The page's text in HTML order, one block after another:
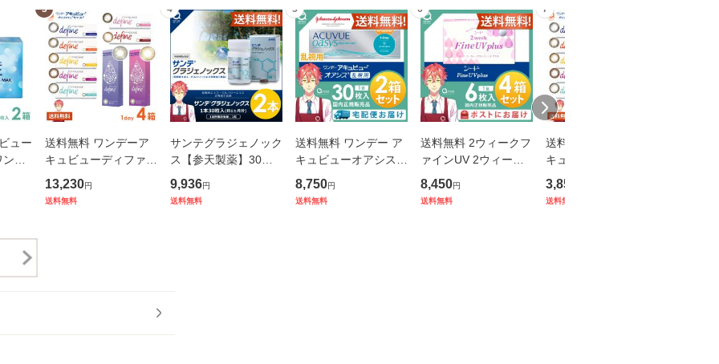
ュー
デ
3
送料無料 ワンデーア
キュビューディファイ
ンモイスト ワンデー
30枚×4箱 J&J 使い捨
13,230円
送料無料
4
サンテグラジェノック
ス【参天製薬】30粒
入り2本(1日1粒/60日
分)
9,936円
送料無料
5
送料無料 ワンデー ア
キュビューオアシス乱
視用 30枚×2箱 ジョン
ソンエンドジョンソン
8,750円
送料無料
6
送料無料 2ウィークフ
ァインUV 2ウィーク
プラス 6枚×4箱 シー
ド SEED 使い捨て
8,450円
送料無料
7
送料無料 ワンデーア
キュビューディファイ
ンモイスト ワンデー
30枚×1箱 ジョンソン
3,850
送料無料